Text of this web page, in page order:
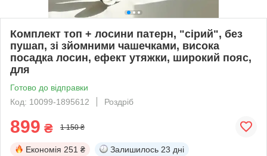
Комплект топ + лосини патерн, "сірий", без
пушап, зі зйомними чашечками, висока
посадка лосин, ефект утяжки, широкий пояс,
для
Готово до відправки
Код: 10099-1895612
Роздріб
899 ₴ 1 150 ₴
Економія 251 ₴ Залишилось 23 дні